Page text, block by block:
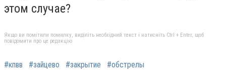
этом случае?
Якщо ви помітили помилку, виділіть необхідний текст і натисніть Ctrl + Enter, щоб
повідомити про це редакцію
#кпвв #зайцево #закрытие #обстрелы